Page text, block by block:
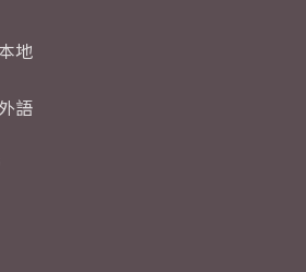
地
語